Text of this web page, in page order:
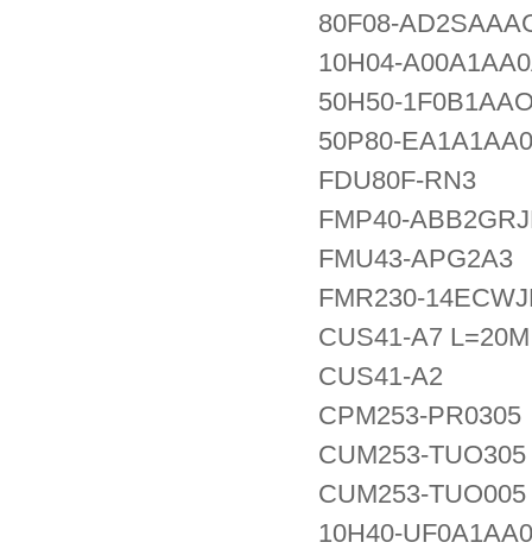
80F08-
10H04-
50H50-
50P80-
FDU80F-RN3
FMP40-
FMU43-APG2A3
FMR230-
CUS41-A7 L=20M
CUS41-A2
CPM253-PR0305
CUM253-TUO305
CUM253-TUO005
10H40-